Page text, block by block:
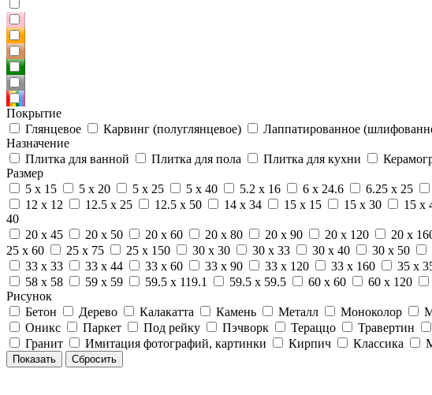
Покрытие
Глянцевое
Карвинг (полуглянцевое) Лаппатированное
Назначение
Плитка для ванной
Плитка для пола Плитка для кухни
Размер
5 x 15
5 x 20 5 x 25 5 x 40 5.2 x 16 6 x 24.6 6.25 x 25
12 x 12
12.5 x 25 12.5 x 50 14 x 34 15 x 15 15 x 30 15 x
40
20 x 45
20 x 50 20 x 60 20 x 80 20 x 90 20 x 120 20 x
25 x 60
25 x 75 25 x 150 30 x 30 30 x 33 30 x 40 30 x 50
33 x 33
33 x 44 33 x 60 33 x 90 33 x 120 33 x 160 35 x
58 x 58
59 x 59 59.5 x 119.1 59.5 x 59.5 60 x 60 60 x 120
Рисунок
Бетон
Дерево Калакатта Камень Металл Моноколор
Оникс
Паркет Под рейку Пэчворк Тераццо Травертин
Гранит
Имитация фотографий, картинки Кирпич Классика